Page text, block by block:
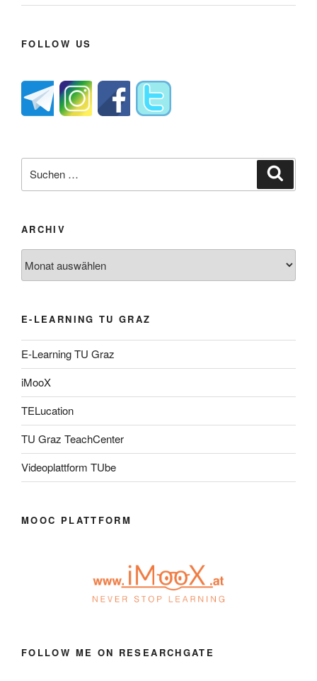
FOLLOW US
nach:
ARCHIV
E-LEARNING TU GRAZ
E-Learning TU Graz
iMooX
TELucation
TU Graz TeachCenter
Videoplattform TUbe
MOOC PLATTFORM
FOLLOW ME ON RESEARCHGATE